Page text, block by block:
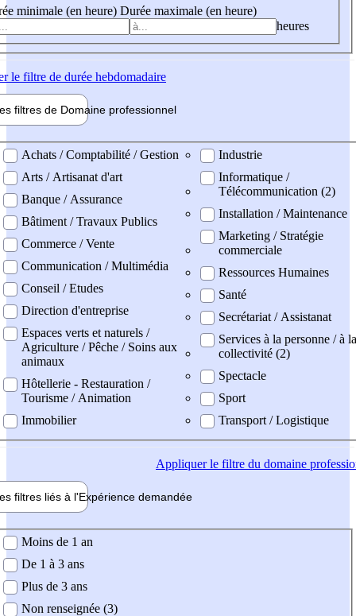
minimale (en heure) Durée maximale (en heure)
heures
le filtre de durée hebdomadaire
filtres de Domaine professionnel
professionel
Achats / Comptabilité / Gestion
Arts / Artisanat d'art
Banque / Assurance
Bâtiment / Travaux Publics
Commerce / Vente
Communication / Multimédia
Conseil / Etudes
Direction d'entreprise
Espaces verts et naturels /
Agriculture / Pêche / Soins aux
animaux
Hôtellerie - Restauration /
Tourisme / Animation
Immobilier
Industrie
Informatique /
Télécommunication (2)
Installation / Maintenance
Marketing / Stratégie
commerciale
Ressources Humaines
Santé
Secrétariat / Assistanat
Services à la personne / à la
collectivité (2)
Spectacle
Sport
Transport / Logistique
Appliquerle filtre du domaine
filtres liés à l'Expérience demandée
demandée
Moins de 1 an
De 1 à 3 ans
Plus de 3 ans
Non renseignée (3)